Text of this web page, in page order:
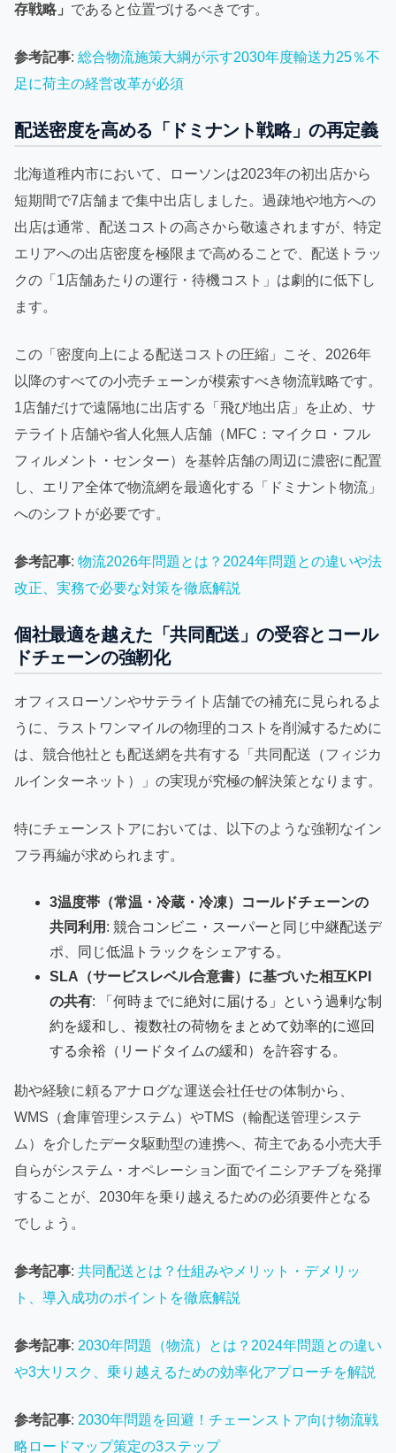
存戦略」 であると位置づけるべきです。
参考記事: 総合物流施策大綱が示す2030年度輸送力25％不
足に荷主の経営改革が必須
配送密度を高める「ドミナント戦略」の再定義
北海道稚内市において、ローソンは2023年の初出店から
短期間で7店舗まで集中出店しました。過疎地や地方への
出店は通常、配送コストの高さから敬遠されますが、特定
エリアへの出店密度を極限まで高めることで、配送トラッ
クの「1店舗あたりの運行・待機コスト」は劇的に低下し
ます。
この「密度向上による配送コストの圧縮」こそ、2026年
以降のすべての小売チェーンが模索すべき物流戦略です。
1店舗だけで遠隔地に出店する「飛び地出店」を止め、サ
テライト店舗や省人化無人店舗（MFC：マイクロ・フル
フィルメント・センター）を基幹店舗の周辺に濃密に配置
し、エリア全体で物流網を最適化する「ドミナント物流」
へのシフトが必要です。
参考記事: 物流2026年問題とは？2024年問題との違いや法
改正、実務で必要な対策を徹底解説
個社最適を越えた「共同配送」の受容とコール
ドチェーンの強靭化
オフィスローソンやサテライト店舗での補充に見られるよ
うに、ラストワンマイルの物理的コストを削減するために
は、競合他社とも配送網を共有する「共同配送（フィジカ
ルインターネット）」の実現が究極の解決策となります。
特にチェーンストアにおいては、以下のような強靭なイン
フラ再編が求められます。
3温度帯（常温・冷蔵・冷凍）コールドチェーンの
共同利用 : 競合コンビニ・スーパーと同じ中継配送デ
ポ、同じ低温トラックをシェアする。
SLA（サービスレベル合意書）に基づいた相互KPI
の共有: 「何時までに絶対に届ける」という過剰な制
約を緩和し、複数社の荷物をまとめて効率的に巡回
する余裕（リードタイムの緩和）を許容する。
勘や経験に頼るアナログな運送会社任せの体制から、
WMS（倉庫管理システム）やTMS（輸配送管理システ
ム）を介したデータ駆動型の連携へ、荷主である小売大手
自らがシステム・オペレーション面でイニシアチブを発揮
することが、2030年を乗り越えるための必須要件となる
でしょう。
参考記事: 共同配送とは？仕組みやメリット・デメリッ
ト、導入成功のポイントを徹底解説
参考記事: 2030年問題（物流）とは？2024年問題との違い
や3大リスク、乗り越えるための効率化アプローチを解説
参考記事: 2030年問題を回避！チェーンストア向け物流戦
略ロードマップ策定の3ステップ